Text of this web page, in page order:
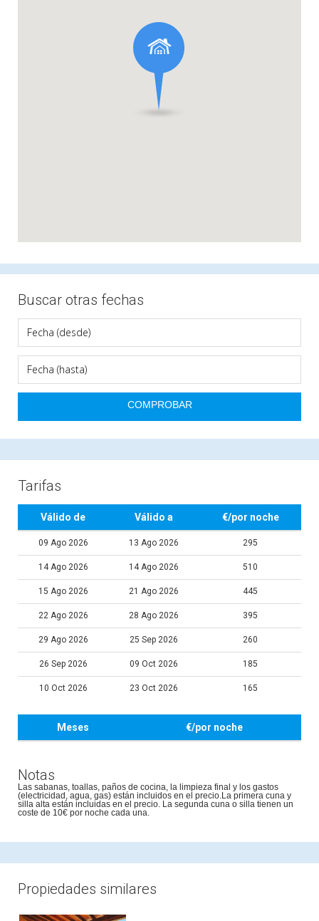
Buscar otras fechas
Tarifas
Válido de Válido a €/por noche
09 Ago 2026 13 Ago 2026 295
14 Ago 2026 14 Ago 2026 510
15 Ago 2026 21 Ago 2026 445
22 Ago 2026 28 Ago 2026 395
29 Ago 2026 25 Sep 2026 260
26 Sep 2026 09 Oct 2026 185
10 Oct 2026 23 Oct 2026 165
Meses €/por noche
Notas
Las sabanas, toallas, paños de cocina, la limpieza final y los gastos
(electricidad, agua, gas) están incluidos en el precio.La primera cuna y
silla alta están incluidas en el precio. La segunda cuna o silla tienen un
coste de 10€ por noche cada una.
Propiedades similares